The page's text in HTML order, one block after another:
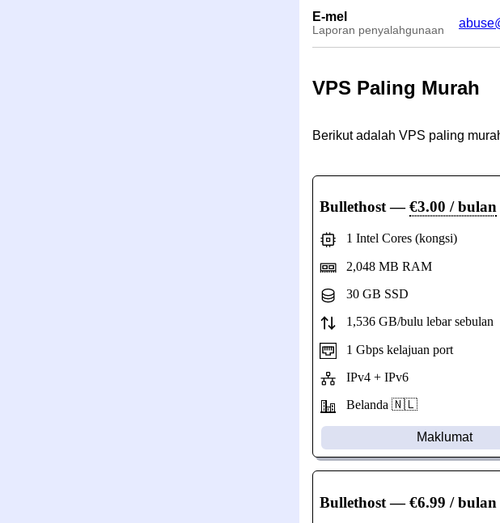
E-mel
Laporan penyalahgunaan
VPS Paling Murah
Berikut adalah VPS paling
Bullethost—€3.00 / bulan
1 Intel Cores (kongsi)
2,048 MB RAM
30 GB SSD
1,536 GB/bulu lebar sebulan
1 Gbps kelajuan port
IPv4 + IPv6
Belanda 🇳🇱
Maklumat
Bullethost— €6.99 / bulan